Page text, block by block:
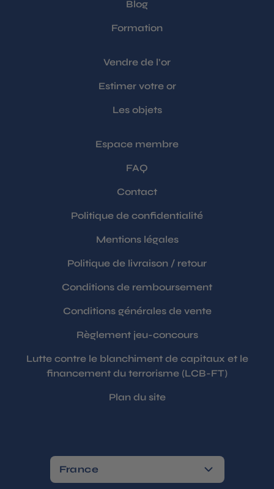
Blog
Formation
Vendre de l’or
Estimer votre or
Les objets
Espace membre
FAQ
Contact
Politique de confidentialité
Mentions légales
Politique de livraison / retour
Conditions de remboursement
Conditions générales de vente
Règlement jeu-concours
Lutte contre le blanchiment de capitaux et le
financement du terrorisme (LCB-FT)
Plan du site
France